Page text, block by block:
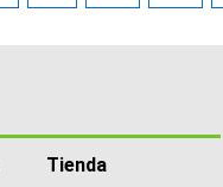
Tienda